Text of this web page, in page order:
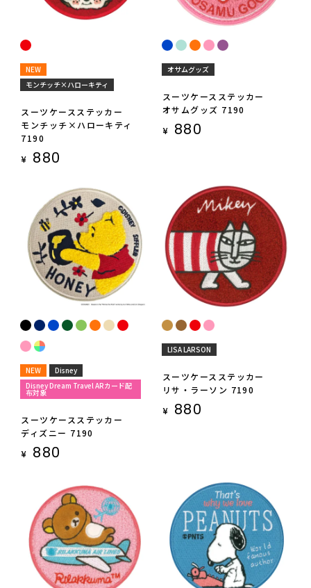
NEW
モンチッチ×ハローキティ
スーツケースステッカー
モンチッチ×ハローキティ
7190
¥ 880
オサムグッズ
スーツケースステッカー
オサムグッズ 7190
¥ 880
NEW
Disney
Disney Dream Travel ARカード配
布対象
スーツケースステッカー
ディズニー 7190
¥ 880
LISA LARSON
スーツケースステッカー
リサ・ラーソン 7190
¥ 880